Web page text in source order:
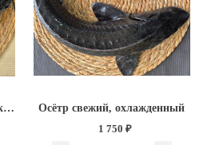
Сом клариевый (африканский), свежий, охлажденный
Осётр свежий, охлажденный
1 750 ₽